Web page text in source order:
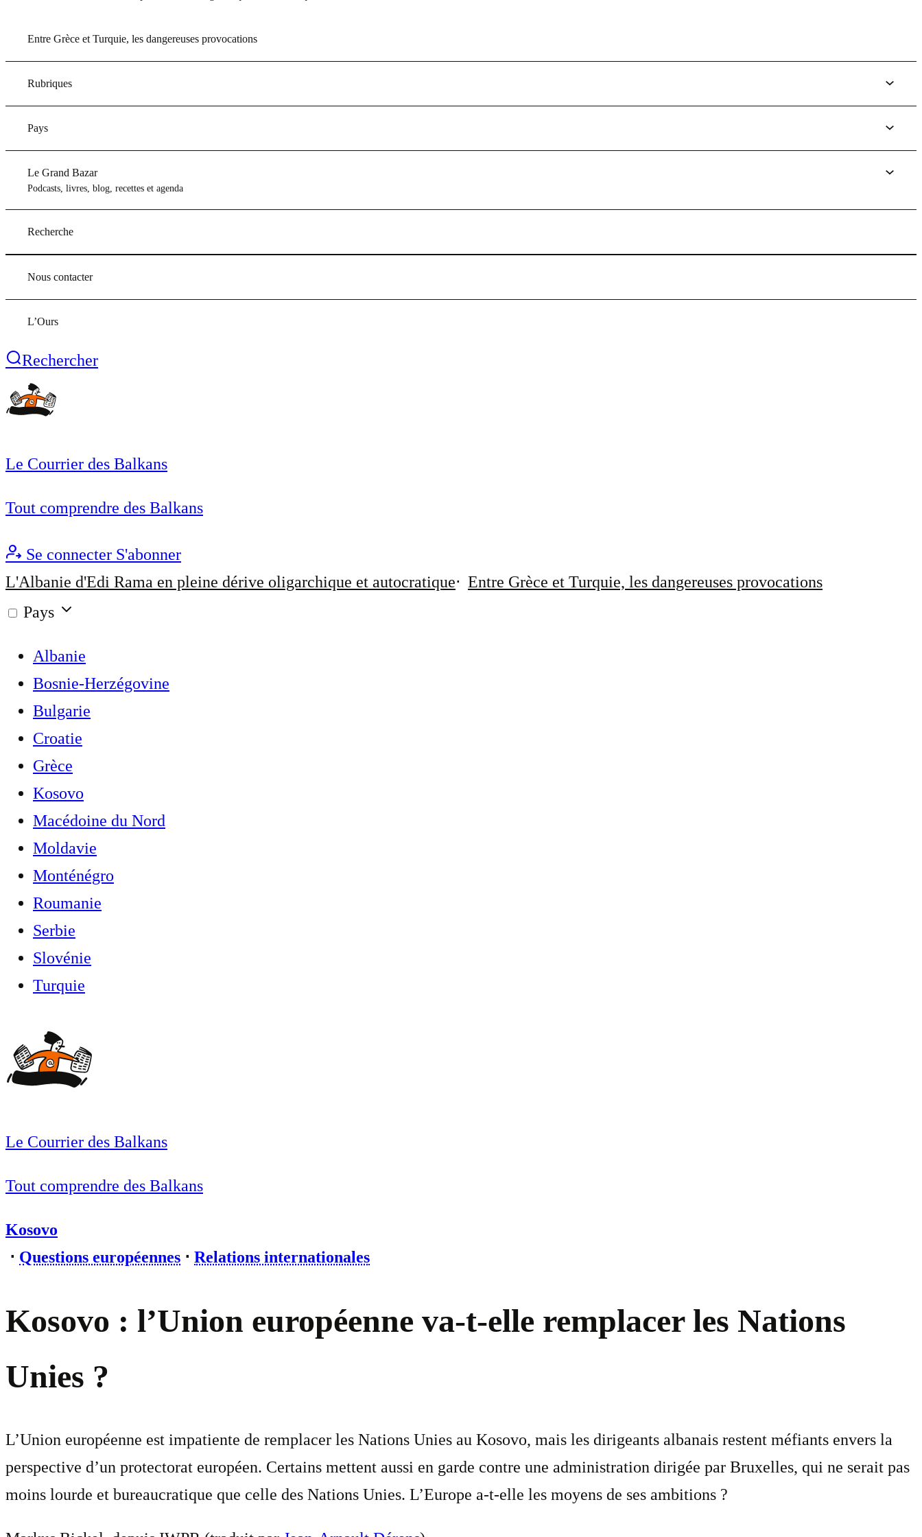
Entre Grèce et Turquie, les dangereuses provocations
Rubriques
Pays
Le Grand Bazar
Podcasts, livres, blog, recettes et agenda
Recherche
Nous contacter
L’Ours
Rechercher
Le Courrier des Balkans
Tout comprendre des Balkans
Se connecter S'abonner
L'Albanie d'Edi Rama en pleine dérive oligarchique et autocratique
Entre Grèce et Turquie, les dangereuses provocations
Pays
Albanie
Bosnie-Herzégovine
Bulgarie
Croatie
Grèce
Kosovo
Macédoine du Nord
Moldavie
Monténégro
Roumanie
Serbie
Slovénie
Turquie
Le Courrier des Balkans
Tout comprendre des Balkans
Kosovo
⋅ Questions européennes ⋅ Relations internationales
Kosovo : l’Union européenne va-t-elle remplacer les Nations
Unies ?
L’Union européenne est impatiente de remplacer les Nations Unies au Kosovo, mais les dirigeants albanais restent méfiants envers la
perspective d’un protectorat européen. Certains mettent aussi en garde contre une administration dirigée par Bruxelles, qui ne serait pas
moins lourde et bureaucratique que celle des Nations Unies. L’Europe a-t-elle les moyens de ses ambitions ?